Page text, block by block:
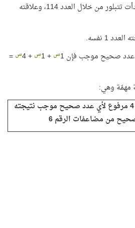
أمامنا قاعدة رياضيّة مهمّة بدأت تتبلور من خلال العدد 114، وعلاقته
صحيح موجب فإن 1 س + 1 س + 4 س =
مهمّة وهي:
الرقم 2 مضافًا إليه الرقم 4 مرفوع لأي عدد صحيح موجب نتيجته
من مضاعفات الرقم 6